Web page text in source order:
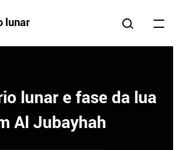
lunar
lunar e fase da lua
Al Jubayhah